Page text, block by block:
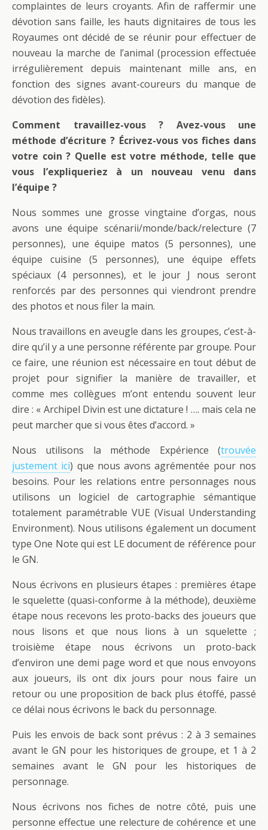
complaintes de leurs croyants. Afin de raffermir une
dévotion sans faille, les hauts dignitaires de tous les
Royaumes ont décidé de se réunir pour effectuer de
nouveau la marche de l’animal (procession effectuée
irrégulièrement depuis maintenant mille ans, en
fonction des signes avant-coureurs du manque de
dévotion des fidèles).
Comment travaillez-vous ? Avez-vous une
méthode d’écriture ? Écrivez-vous vos fiches dans
votre coin ? Quelle est votre méthode, telle que
vous l’expliqueriez à un nouveau venu dans
l’équipe ?
Nous sommes une grosse vingtaine d’orgas, nous
avons une équipe scénarii/monde/back/relecture (7
personnes), une équipe matos (5 personnes), une
équipe cuisine (5 personnes), une équipe effets
spéciaux (4 personnes), et le jour J nous seront
renforcés par des personnes qui viendront prendre
des photos et nous filer la main.
Nous travaillons en aveugle dans les groupes, c’est-à-
dire qu’il y a une personne référente par groupe. Pour
ce faire, une réunion est nécessaire en tout début de
projet pour signifier la manière de travailler, et
comme mes collègues m’ont entendu souvent leur
dire : « Archipel Divin est une dictature ! …. mais cela ne
peut marcher que si vous êtes d’accord. »
Nous utilisons la méthode Expérience (trouvée
justement ici) que nous avons agrémentée pour nos
besoins. Pour les relations entre personnages nous
utilisons un logiciel de cartographie sémantique
totalement paramétrable VUE (Visual Understanding
Environment). Nous utilisons également un document
type One Note qui est LE document de référence pour
le GN.
Nous écrivons en plusieurs étapes : premières étape
le squelette (quasi-conforme à la méthode), deuxième
étape nous recevons les proto-backs des joueurs que
nous lisons et que nous lions à un squelette ;
troisième étape nous écrivons un proto-back
d’environ une demi page word et que nous envoyons
aux joueurs, ils ont dix jours pour nous faire un
retour ou une proposition de back plus étoffé, passé
ce délai nous écrivons le back du personnage.
Puis les envois de back sont prévus : 2 à 3 semaines
avant le GN pour les historiques de groupe, et 1 à 2
semaines avant le GN pour les historiques de
personnage.
Nous écrivons nos fiches de notre côté, puis une
personne effectue une relecture de cohérence et une